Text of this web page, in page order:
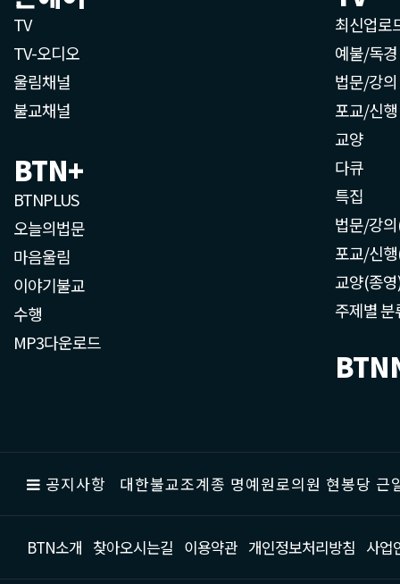
TV
TV-오디오
울림채널
불교채널
BTN+
BTNPLUS
오늘의법문
마음울림
이야기불교
수행
MP3다운로드
최신업로
예불/독경
법문/강의
포교/신행
교양
다큐
특집
법문/강
포교/신
교양(종
주제별 분
공지사항 대한불교조계종 명예원로의원 현봉당
BTN소개 찾아오시는길 이용약관 개인정보처리방침 사업